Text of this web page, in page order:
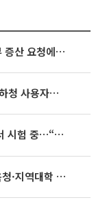
[특징주] “탄약 부족하다“ 美 국방부 증산 요청에⋯국내 방산주 급등세
현대차·기아, 이번 주 임단협 재개…하청 사용자성 재심도 ‘변수’
업 여러 곳 참여”
형 입시 연계 '착수'